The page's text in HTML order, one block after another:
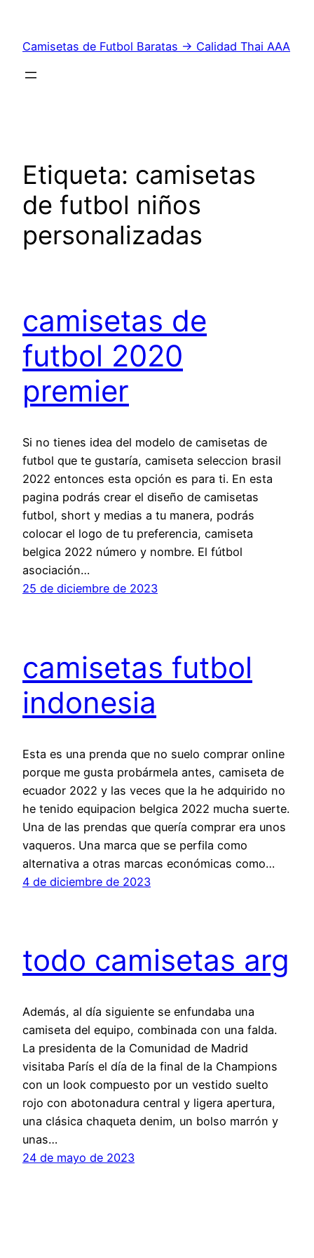
contenido
Camisetas de Futbol Baratas → Calidad Thai AAA
Etiqueta: camisetas
de futbol niños
personalizadas
camisetas de
futbol 2020
premier
Si no tienes idea del modelo de camisetas de
futbol que te gustaría, camiseta seleccion brasil
2022 entonces esta opción es para ti. En esta
pagina podrás crear el diseño de camisetas
futbol, short y medias a tu manera, podrás
colocar el logo de tu preferencia, camiseta
belgica 2022 número y nombre. El fútbol
asociación…
25 de diciembre de 2023
camisetas futbol
indonesia
Esta es una prenda que no suelo comprar online
porque me gusta probármela antes, camiseta de
ecuador 2022 y las veces que la he adquirido no
he tenido equipacion belgica 2022 mucha suerte.
Una de las prendas que quería comprar era unos
vaqueros. Una marca que se perfila como
alternativa a otras marcas económicas como…
4 de diciembre de 2023
todo camisetas arg
Además, al día siguiente se enfundaba una
camiseta del equipo, combinada con una falda.
La presidenta de la Comunidad de Madrid
visitaba París el día de la final de la Champions
con un look compuesto por un vestido suelto
rojo con abotonadura central y ligera apertura,
una clásica chaqueta denim, un bolso marrón y
unas…
24 de mayo de 2023